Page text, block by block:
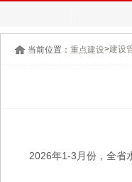
当前位置： 重点建设>建设
2026年1-3月份，全省